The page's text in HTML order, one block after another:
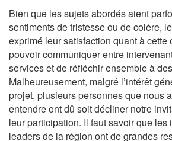
Bien que les sujets abordés aient
sentiments de tristesse ou de colère,
exprimé leur satisfaction quant à cette
pouvoir communiquer entre
services et de réfléchir ensemble à
Malheureusement, malgré l’intérêt
projet, plusieurs personnes que nous
entendre ont dû soit décliner notre
leur participation. Il faut savoir que les
leaders de la région ont de grandes